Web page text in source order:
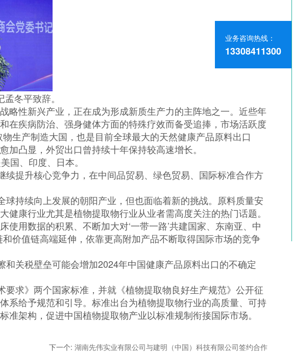
冬平致辞。
性新兴产业，正在成为形成新质生产力的主阵地之一。近些年
在疾病防治、强身健体方面的特殊疗效而备受追捧，市场活跃度
生产制造大国，也是目前全球最大的天然健康产品原料出口
凸显，外贸出口曾持续十年保持较高速增长。
、印度、日本。
提升核心竞争力，在中间品贸易、绿色贸易、国际标准合作方
持续向上发展的朝阳产业，但也面临着新的挑战。原料质量安
康行业尤其是植物提取物行业从业者需高度关注的热门话题。
用数据的积累、不断加大对‘一带一路’共建国家、东南亚、中
价值链高端延伸，依靠更高附加产品不断取得国际市场的竞争
关税壁垒可能会增加2024年中国健康产品原料出口的不确定
求》两个国家标准，并就《植物提取物良好生产规范》公开征
系给予规范和引导。标准出台为植物提取物行业的高质量、可持
架构，促进中国植物提取物产业以标准规制衔接国际市场。
下一个: 湖南先伟实业有限公司与建明（中国）科技有限公司签约合作
业务咨询热线：
13308411300
业务咨询热线：
13308411300